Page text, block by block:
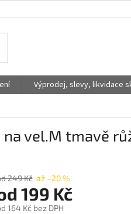
Výprodej, slevy, likvidace
vel.M tmavě
249 Kč až –20 %
199 Kč
164 Kčbez DPH